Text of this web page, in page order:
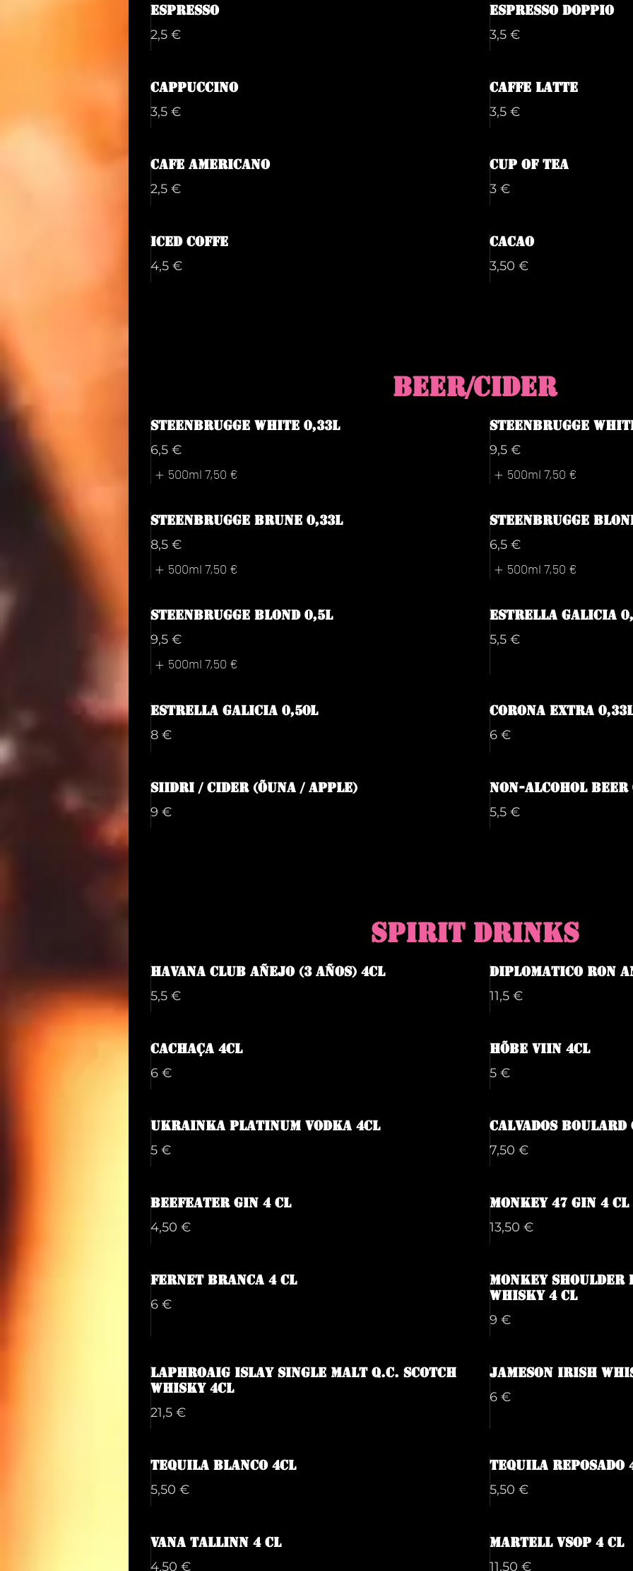
Espresso
2,5 €
Espresso Doppio
3,5 €
Cappuccino
3,5 €
Caffe Latte
3,5 €
Cafe Americano
2,5 €
Cup of tea
3 €
Iced coffe
4,5 €
Cacao
3,50 €
BEER/CIDER
Steenbrugge White 0,33L
6,5 €
500ml 7,50 €
Steenbrugge
9,5 €
500ml 7,50 €
Steenbrugge Brune 0,33L
8,5 €
500ml 7,50 €
Steenbrugge
6,5 €
500ml 7,50 €
Steenbrugge Blond 0,5L
9,5 €
500ml 7,50 €
Estrella Galicia
5,5 €
Estrella Galicia 0,50L
8 €
Corona Extra
6 €
Siidri / Cider (Õuna / Apple)
9 €
Non-alcohol Beer
5,5 €
SPIRIT DRINKS
Havana Club Añejo (3 años) 4cl
5,5 €
Diplomatico Ron
11,5 €
Cachaça 4cl
6 €
Hõbe viin 4cl
5 €
Ukrainka Platinum Vodka 4cl
5 €
Calvados Boulard
7,50 €
Beefeater Gin 4 cl
4,50 €
Monkey 47 Gin 4 cl
13,50 €
Fernet Branca 4 cl
6 €
Monkey shoulder
Whisky 4 cl
9 €
Laphroaig Islay Single Malt Q.C. Scotch
Whisky 4cl
21,5 €
Jameson Irish
6 €
Tequila Blanco 4cl
5,50 €
Tequila Reposado
5,50 €
Vana Tallinn 4 cl
4,50 €
Martell VSOP 4 cl
11,50 €